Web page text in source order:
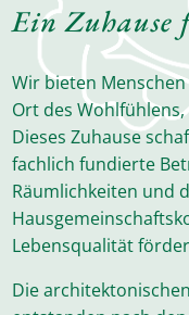
Ein Zuhause
Wir bieten
Ort des
Dieses Zuhause
fachlich fundierte
Räumlichkeiten und
Lebensqualität
Die